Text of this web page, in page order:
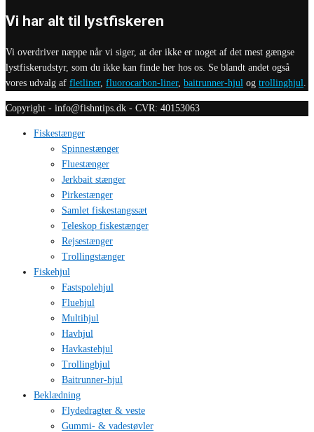
Vi har alt til lystfiskeren
Vi overdriver næppe når vi siger, at der ikke er noget af det mest gængse
lystfiskerudstyr, som du ikke kan finde her hos os. Se blandt andet også
vores udvalg af fletliner, fluorocarbon-liner, baitrunner-hjul og trollinghjul.
Copyright - info@fishntips.dk - CVR: 40153063
Fiskestænger
Spinnestænger
Fluestænger
Jerkbait stænger
Pirkestænger
Samlet fiskestangssæt
Teleskop fiskestænger
Rejsestænger
Trollingstænger
Fiskehjul
Fastspolehjul
Fluehjul
Multihjul
Havhjul
Havkastehjul
Trollinghjul
Baitrunner-hjul
Beklædning
Flydedragter & veste
Gummi- & vadestøvler